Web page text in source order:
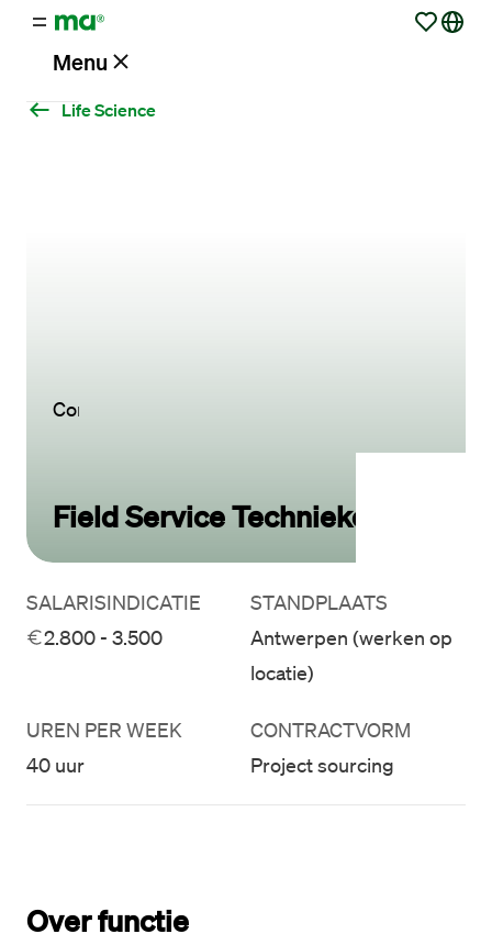
Menu
Contact
Life Science
Field Service Technieker
SALARISINDICATIE
2.800 - 3.500
STANDPLAATS
Antwerpen (werken op
locatie)
UREN PER WEEK
40 uur
CONTRACTVORM
Project sourcing
Over functie